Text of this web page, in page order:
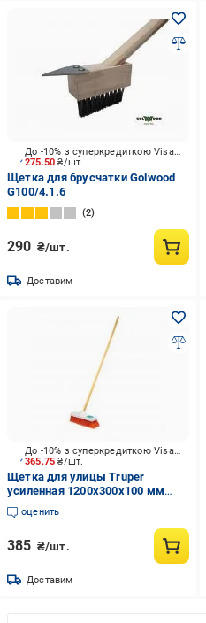
275.50₴/шт.
До -10% з суперкредиткою Visa Вигода
Щетка для брусчатки Golwood
G100/4.1.6
2
290 ₴/шт.
Доставим
365.75₴/шт.
До -10% з суперкредиткою Visa Вигода
Щетка для улицы Truper
усиленная 1200х300х100 мм
CEPI-30
оценить
385 ₴/шт.
Доставим